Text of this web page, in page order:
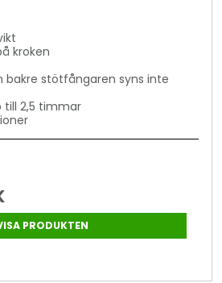
kroken
bakre stötfångaren syns inte
till 2,5 timmar
PRODUKTEN